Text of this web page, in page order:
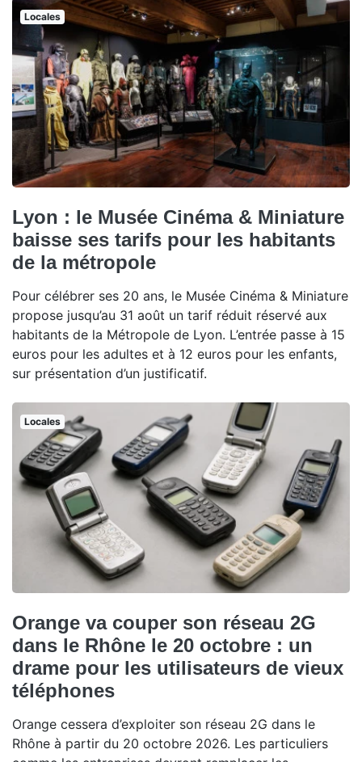
Locales
Lyon : le Musée Cinéma & Miniature
baisse ses tarifs pour les habitants
de la métropole
Pour célébrer ses 20 ans, le Musée Cinéma & Miniature
propose jusqu’au 31 août un tarif réduit réservé aux
habitants de la Métropole de Lyon. L’entrée passe à 15
euros pour les adultes et à 12 euros pour les enfants,
sur présentation d’un justificatif.
Locales
Orange va couper son réseau 2G
dans le Rhône le 20 octobre : un
drame pour les utilisateurs de vieux
téléphones
Orange cessera d’exploiter son réseau 2G dans le
Rhône à partir du 20 octobre 2026. Les particuliers